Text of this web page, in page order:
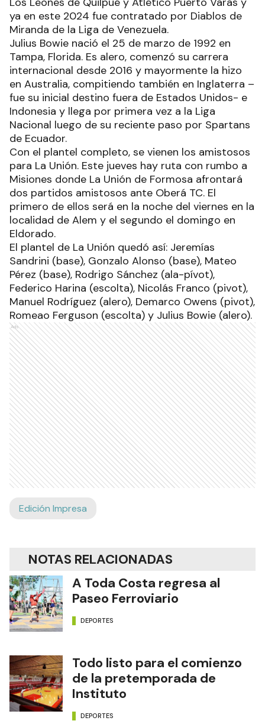
ya en este 2024 fue contratado por Diablos de
Miranda de la Liga de Venezuela.
Julius Bowie nació el 25 de marzo de 1992 en
Tampa, Florida. Es alero, comenzó su carrera
internacional desde 2016 y mayormente la hizo
en Australia, compitiendo también en Inglaterra –
fue su inicial destino fuera de Estados Unidos- e
Indonesia y llega por primera vez a la Liga
Nacional luego de su reciente paso por Spartans
de Ecuador.
Con el plantel completo, se vienen los amistosos
para La Unión. Este jueves hay ruta con rumbo a
Misiones donde La Unión de Formosa afrontará
dos partidos amistosos ante Oberá TC. El
primero de ellos será en la noche del viernes en la
localidad de Alem y el segundo el domingo en
Eldorado.
El plantel de La Unión quedó así: Jeremías
Sandrini (base), Gonzalo Alonso (base), Mateo
Pérez (base), Rodrigo Sánchez (ala-pívot),
Federico Harina (escolta), Nicolás Franco (pivot),
Manuel Rodríguez (alero), Demarco Owens (pivot),
Romeao Ferguson (escolta) y Julius Bowie (alero).
Ads
Edición Impresa
NOTAS RELACIONADAS
A Toda Costa regresa al
Paseo Ferroviario
DEPORTES
Todo listo para el comienzo
de la pretemporada de
Instituto
DEPORTES